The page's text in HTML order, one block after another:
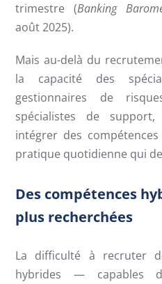
trimestre (Banking
août 2025).
Mais au-delà du
la capacité des
gestionnaires de
spécialistes de
intégrer des
pratique quotidienne qui
Des compétences
plus recherchées
La difficulté à recruter
hybrides — capables